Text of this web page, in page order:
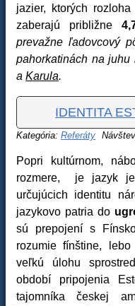
jazier, ktorých
zaberajú približne
prevažne ľadovcový
pahorkatinách na juhu
a Karula.
IDENTITA
Kategória: Referáty
Popri kultúrnom,
rozmere, je jazyk
určujúcich identitu
jazykovo patria do
sú prepojení s
rozumie fínštine,
veľkú úlohu
období pripojenia
tajomníka českej